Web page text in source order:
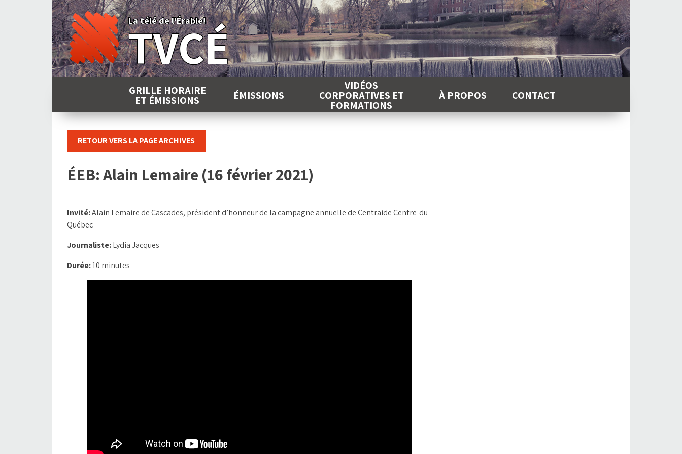
La télé de l'Érable!
TVCÉ
GRILLE HORAIRE
ET ÉMISSIONS ÉMISSIONS
VIDÉOS
CORPORATIVES ET
FORMATIONS
À PROPOS CONTACT
RETOUR VERS LA PAGE ARCHIVES
ÉEB: Alain Lemaire (16 février 2021)
Invité:Alain Lemaire de Cascades, président d’honneur de la campagne annuelle de Centraide Centre-du-
Québec
Journaliste:Lydia Jacques
Durée:10 minutes